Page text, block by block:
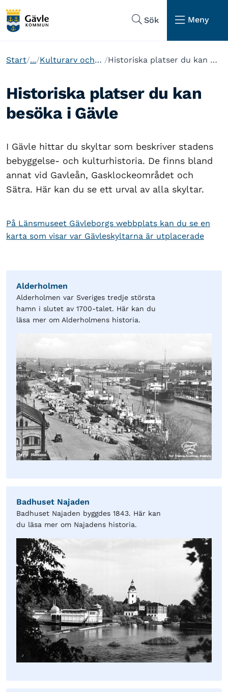
Sök
Meny
Start ... Kulturarv och museum Historiska platser du kan besöka i Gävle
Historiska platser du kan
besöka i Gävle
I Gävle hittar du skyltar som beskriver stadens
bebyggelse- och kulturhistoria. De finns bland
annat vid Gavleån, Gasklockeområdet och
Sätra. Här kan du se ett urval av alla skyltar.
På Länsmuseet Gävleborgs webbplats kan du se en
karta som visar var Gävleskyltarna är utplacerade
Alderholmen
Alderholmen var Sveriges tredje största
hamn i slutet av 1700-talet. Här kan du
läsa mer om Alderholmens historia.
Badhuset Najaden
Badhuset Najaden byggdes 1843. Här kan
du läsa mer om Najadens historia.